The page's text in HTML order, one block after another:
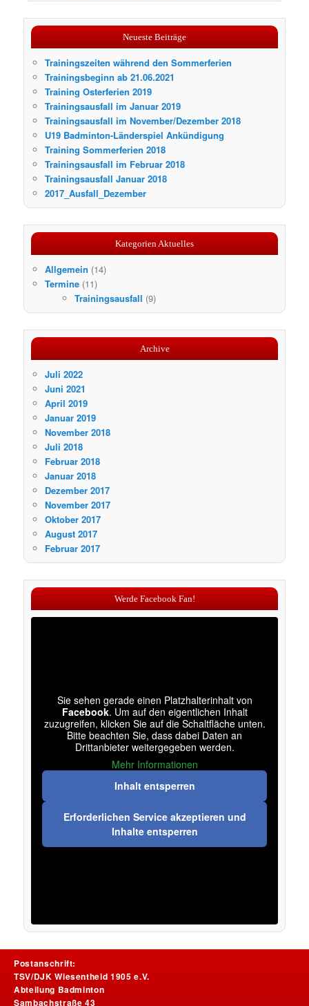
Neueste Beiträge
Trainingszeiten während den Sommerferien
Trainingsbeginn ab 21.06.2021
Training Osterferien 2019
Trainingsausfall im Januar 2019
Trainingsausfall im November/Dezember 2018
U19 Badminton-Länderspiel Ankündigung
Training Sommerferien 2018
Trainingsausfall im Februar 2018
Trainingsausfall Januar 2018
2017_Ausfall_Dezember
Kategorien Aktuelles
Allgemein (14)
Termine (11)
Trainingsausfall (9)
Archive
Juli 2022
Juni 2021
April 2019
Januar 2019
November 2018
Juli 2018
Februar 2018
Januar 2018
Dezember 2017
November 2017
Oktober 2017
August 2017
Februar 2017
Werde Facebook Fan!
Sie sehen gerade einen Platzhalterinhalt von
Facebook. Um auf den eigentlichen Inhalt
zuzugreifen, klicken Sie auf die Schaltfläche unten.
Bitte beachten Sie, dass dabei Daten an
Drittanbieter weitergegeben werden.
Mehr Informationen
Inhalt entsperren
Erforderlichen Service akzeptieren und
Inhalte entsperren
Postanschrift:
TSV/DJK Wiesentheid 1905 e.V.
Abteilung Badminton
Sambachstraße 43